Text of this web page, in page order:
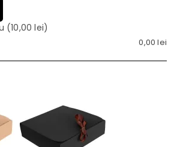
(10,00 lei)
0,00lei